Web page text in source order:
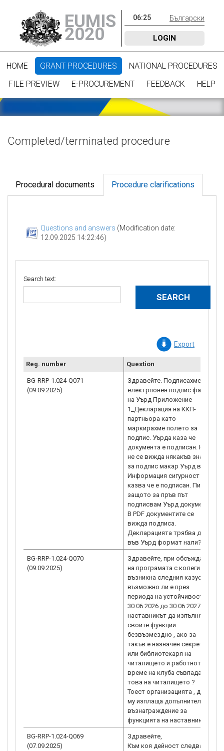
EUMIS
2020
06:25 Български
LOGIN
HOME GRANT PROCEDURES
NATIONAL PROCEDURES
FILE PREVIEW
E-PROCUREMENT FEEDBACK HELP
Completed/terminated procedure
Procedural documents Procedure clarifications
Questions and answers (Modification date:
12.09.2025 14:22:46)
Search text:
Export
Reg. number Question
BG-RRP-1.024-Q071
(09.09.2025)
Здравейте. Подписахме с
електрпонен подпис файла
на Уърд Приложение
1_Декларация на ККП-
партньора като
маркирахме полето за
подпис. Уърда каза че
документа е подписан. Но
не се вижда някакъв знак
за подпис макар Уърд в
Информация сигурност
казва че е подписан. Питам
защото за пръв път
подписвам Уърд документ.
В PDF документите се
вижда подписа.
Декларацията трябва да е
във Уърд формат нали?
BG-RRP-1.024-Q070
(09.09.2025)
Здравейте, при обсъждане
на програмата с колеги
възникна следния казус -
възможно ли е през
периода на устойчивост от
30.06.2026 до 30.06.2027
наставникът да изпълнява
своите функции
безвъзмездно , ако за
такъв е назначен секретаря
или библиотекаря на
читалището и работното
време на клуба съвпада с
това на читалището ?
Тоест организацията , да не
му изплаща допълнително
възнаграждение за
функцията на наставник ?
BG-RRP-1.024-Q069
(07.09.2025)
Здравейте,
Към коя дейност следва да